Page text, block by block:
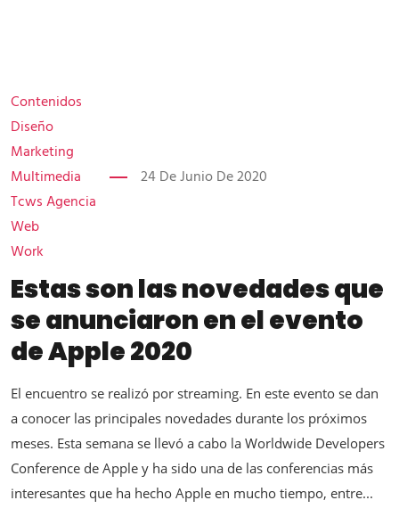
Contenidos
Diseño
Marketing
Multimedia
Tcws Agencia
Web
Work
24 De Junio De 2020
Estas son las novedades que
se anunciaron en el evento
de Apple 2020
El encuentro se realizó por streaming. En este evento se dan
a conocer las principales novedades durante los próximos
meses. Esta semana se llevó a cabo la Worldwide Developers
Conference de Apple y ha sido una de las conferencias más
interesantes que ha hecho Apple en mucho tiempo, entre...